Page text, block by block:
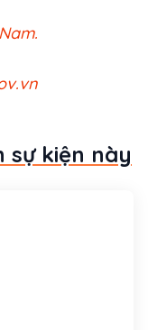
sự kiện này